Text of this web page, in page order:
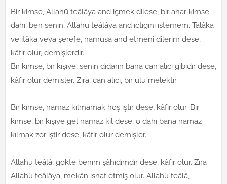
Bir kimse, Allahü teâlâya and içmek dilese, bir ahar kimse
dahi, ben senin, Allahü teâlâya and içtiğini istemem. Talâka
ve itâka veya şerefe, namusa and etmeni dilerim dese,
kâfir olur, demişlerdir.
Bir kimse, bir kişiye, senin didarın bana can alıcı gibidir dese,
kâfir olur demişler. Zira, can alıcı, bir ulu melektir.
Bir kimse, namaz kılmamak hoş iştir dese, kâfir olur. Bir
kimse, bir kişiye gel namaz kıl dese, o dahi bana namaz
kılmak zor iştir dese, kâfir olur demişler.
Allahü teâlâ, gökte benim şâhidimdir dese, kâfir olur. Zira
Allahü teâlâya, mekân isnat etmiş olur. Allahü teâlâ,